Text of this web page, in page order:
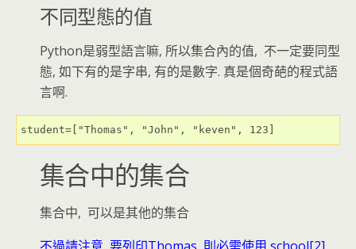
不同型態的值
Python是弱型語言嘛, 所以集合內的值, 不一定要同型
態, 如下有的是字串, 有的是數字. 真是個奇葩的程式語
言啊.
student=["Thomas", "John", "keven", 123]
集合中的集合
集合中, 可以是其他的集合